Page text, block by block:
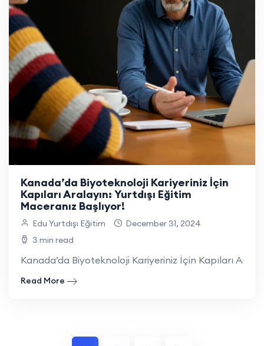
Kanada’da Biyoteknoloji Kariyeriniz İçin
Kapıları Aralayın: Yurtdışı Eğitim
Maceranız Başlıyor!
Edu Yurtdışı Eğitim
December 31, 2024
3 min read
Kanada’da Biyoteknoloji Kariyeriniz İçin Kapıları
Read More